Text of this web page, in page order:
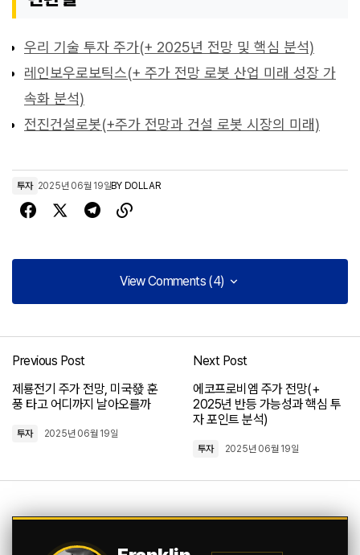
우리 기술 투자 주가(+ 2025년 전망 및 핵심 분석)
레인보우로보틱스(+ 주가 전망 로봇 산업 미래 성장 가
속화 분석)
전진건설로봇(+주가 전망과 건설 로봇 시장의 미래)
투자 2025년 06월 19일BY DOLLAR
View Comments (4)
View Comments (4)
[…] 에브리봇 주가 전망(+ AI 로봇 신사업과 실적 개선 기대감
공존) […]
폴라리스AI 주가 전망(+ AI 기술력과 신사업으로 도약할까!)
2025년 08월 23일 at 8:00 오후
[…] 에브리봇 주가 전망(+ AI 로봇 신사업과 실적 개선 기대감
공존) […]
2025년 08월 23일 at 8:09 오후
Previous Post
제룡전기 주가 전망, 미국發 훈
풍 타고 어디까지 날아오를까
투자 2025년 06월 19일
Next Post
에코프로비엠 주가 전망(+
2025년 반등 가능성과 핵심 투
자 포인트 분석)
투자 2025년 06월 19일